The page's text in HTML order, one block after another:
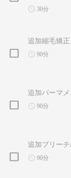
30分
追加縮毛矯
90分
追加パーマ
90分
追加ブリー
90分